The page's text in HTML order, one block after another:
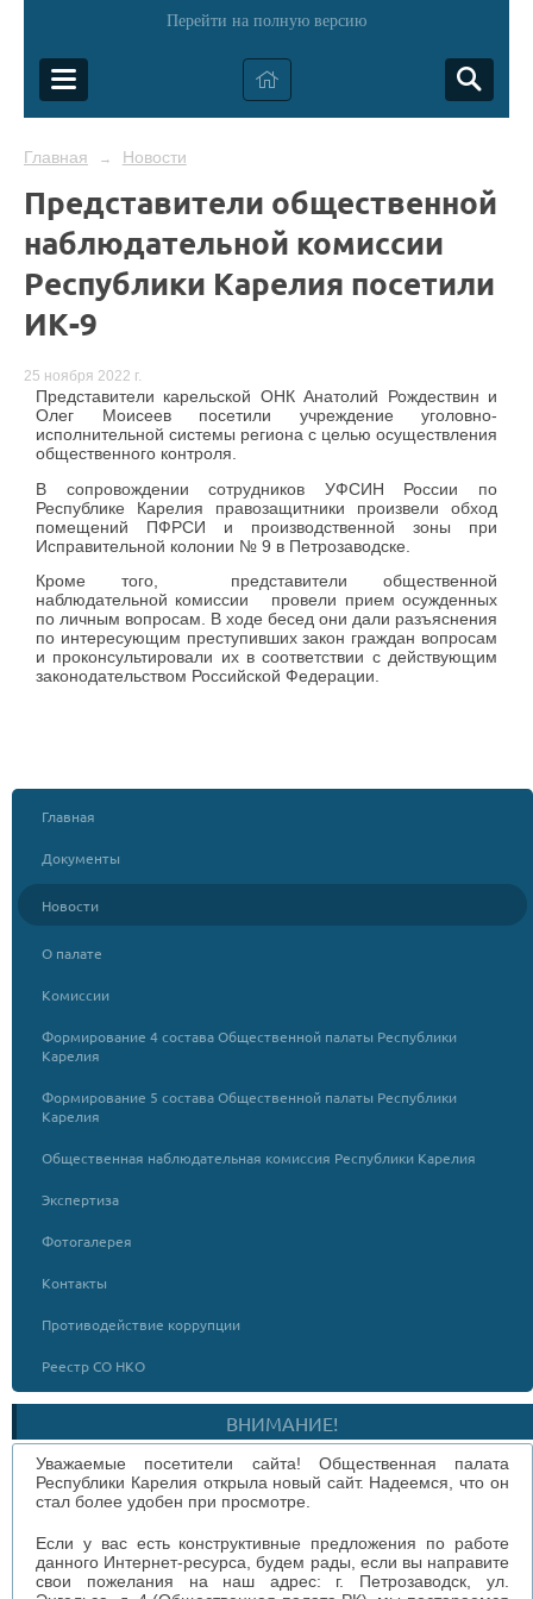
Перейти на полную версию
Главная → Новости
Представители общественной
наблюдательной комиссии
Республики Карелия посетили
ИК-9
25 ноября 2022 г.
Представители карельской ОНК Анатолий Рождествин и
Олег Моисеев посетили учреждение уголовно-
исполнительной системы региона с целью осуществления
общественного контроля.
В сопровождении сотрудников УФСИН России по
Республике Карелия правозащитники произвели обход
помещений ПФРСИ и производственной зоны при
Исправительной колонии № 9 в Петрозаводске.
Кроме того, представители общественной
наблюдательной комиссии провели прием осужденных
по личным вопросам. В ходе бесед они дали разъяснения
по интересующим преступивших закон граждан вопросам
и проконсультировали их в соответствии с действующим
законодательством Российской Федерации.
Главная
Документы
Новости
О палате
Комиссии
Формирование 4 состава Общественной палаты Республики
Карелия
Формирование 5 состава Общественной палаты Республики
Карелия
Общественная наблюдательная комиссия Республики Карелия
Экспертиза
Фотогалерея
Контакты
Противодействие коррупции
Реестр СО НКО
ВНИМАНИЕ!
Уважаемые посетители сайта! Общественная палата
Республики Карелия открыла новый сайт. Надеемся, что он
стал более удобен при просмотре.
Если у вас есть конструктивные предложения по работе
данного Интернет-ресурса, будем рады, если вы направите
свои пожелания на наш адрес: г. Петрозаводск, ул.